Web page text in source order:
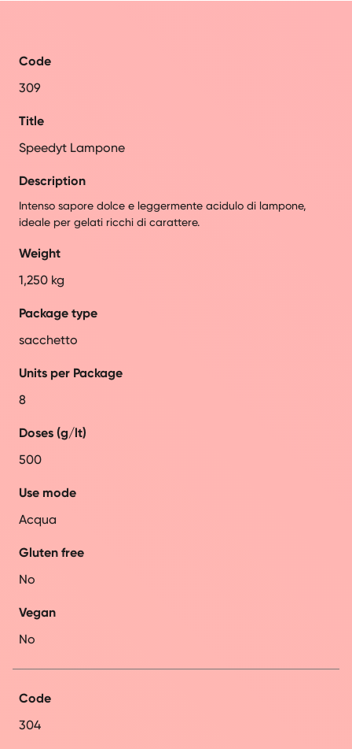
Code
309
Title
Speedyt Lampone
Description
Intenso sapore dolce e leggermente acidulo di lampone,
ideale per gelati ricchi di carattere.
Weight
1,250 kg
Package type
sacchetto
Units per Package
8
Doses (g/lt)
500
Use mode
Acqua
Gluten free
No
Vegan
No
Code
304